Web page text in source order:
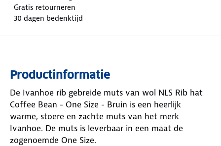
Gratis retourneren
30 dagen bedenktijd
Productinformatie
De Ivanhoe rib gebreide muts van wol NLS Rib hat
Coffee Bean - One Size - Bruin is een heerlijk
warme, stoere en zachte muts van het merk
Ivanhoe. De muts is leverbaar in een maat de
zogenoemde One Size.